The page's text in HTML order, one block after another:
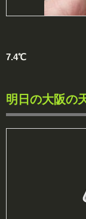
7.4℃
明日の大阪の